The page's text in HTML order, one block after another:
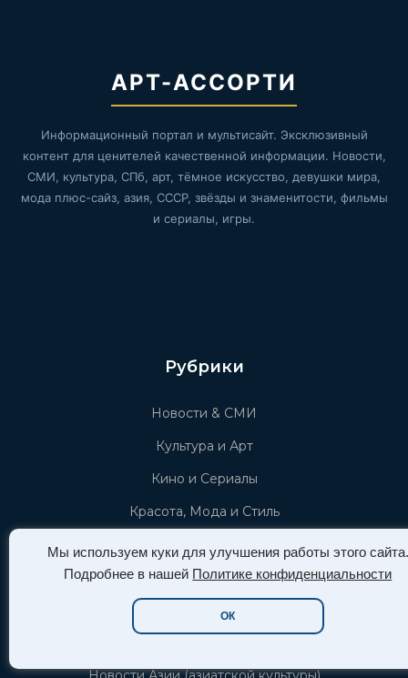
Мы используем куки для улучшения работы этого сайта.
Подробнее в нашей Политике конфиденциальности
ОК
АРТ-АССОРТИ
Информационный портал и мультисайт. Эксклюзивный
контент для ценителей качественной информации. Новости,
СМИ, культура, СПб, арт, тёмное искусство, девушки мира,
мода плюс-сайз, азия, СССР, звёзды и знаменитости, фильмы
и сериалы, игры.
Рубрики
Новости & СМИ
Культура и Арт
Кино и Сериалы
Красота, Мода и Стиль
Афиша СПб
Тёмное искусство